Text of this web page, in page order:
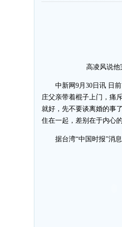
高凌风说他
中新网9月30日讯 日前
庄父亲带着棍子上门，痛
就好，先不要谈离婚的事
住在一起，差别在于内心的
据台湾“中国时报”消息